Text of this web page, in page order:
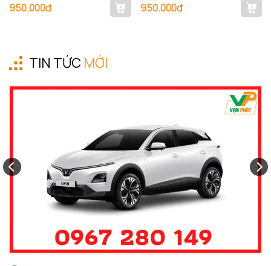
950.000đ 950.000đ
TIN TỨC MỚI